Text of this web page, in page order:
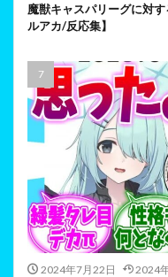
魔獣キャスパリーグに対
ルアカ/反応集】
2024年7月22日 2024